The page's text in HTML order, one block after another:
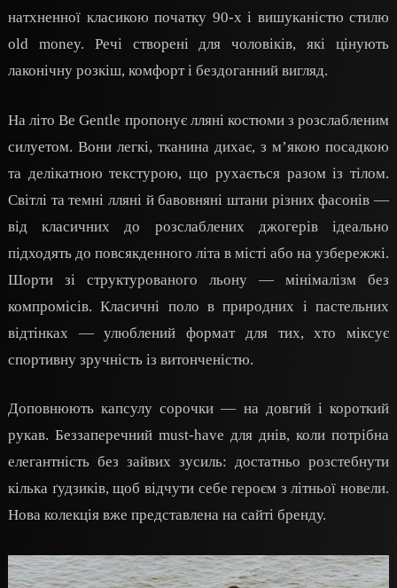
натхненної класикою початку 90-х і вишуканістю стилю
old money. Речі створені для чоловіків, які цінують
лаконічну розкіш, комфорт і бездоганний вигляд.
На літо Be Gentle пропонує лляні костюми з розслабленим
силуетом. Вони легкі, тканина дихає, з м’якою посадкою
та делікатною текстурою, що рухається разом із тілом.
Світлі та темні лляні й бавовняні штани різних фасонів —
від класичних до розслаблених джогерів ідеально
підходять до повсякденного літа в місті або на узбережжі.
Шорти зі структурованого льону — мінімалізм без
компромісів. Класичні поло в природних і пастельних
відтінках — улюблений формат для тих, хто міксує
спортивну зручність із витонченістю.
Доповнюють капсулу сорочки — на довгий і короткий
рукав. Беззаперечний must-have для днів, коли потрібна
елегантність без зайвих зусиль: достатньо розстебнути
кілька ґудзиків, щоб відчути себе героєм з літньої новели.
Нова колекція вже представлена на сайті бренду.